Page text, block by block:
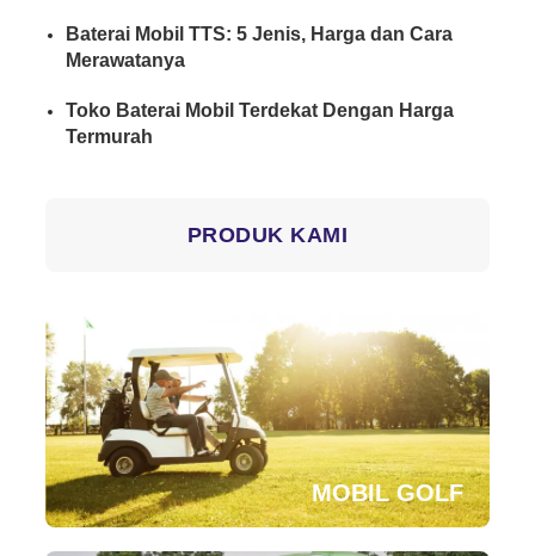
Baterai Mobil TTS: 5 Jenis, Harga dan Cara
Merawatanya
Toko Baterai Mobil Terdekat Dengan Harga
Termurah
PRODUK KAMI
MOBIL GOLF